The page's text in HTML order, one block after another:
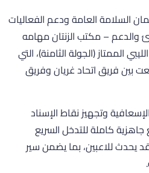
العامة ودعم الفعاليات
– مكتب الزنتان مهامه
الممتاز (الجولة الثامنة)، التي
فريق اتحاد غريان وفريق
وتجهيز نقاط الإسناد
كاملة للتدخل السريع
للاعبين، بما يضمن سير